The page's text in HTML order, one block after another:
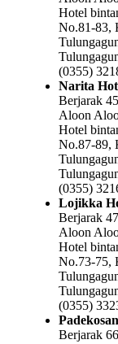
Hotel
No.81-83,
(0355)
Narita
Berjarak
Aloon
Hotel
No.87-89,
(0355)
Lojikka
Berjarak
Aloon
Hotel
No.73-75,
(0355)
Berjarak